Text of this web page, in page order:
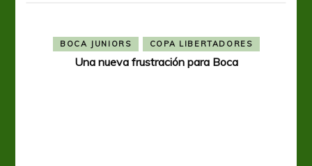
BOCA JUNIORS COPA LIBERTADORES
Una nueva frustración para Boca